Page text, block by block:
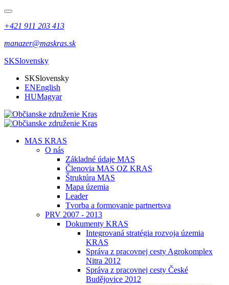
+421 911 203 413
manazer@maskras.sk
SKSlovensky
SKSlovensky
ENEnglish
HUMagyar
MAS KRAS
O nás
Základné údaje MAS
Členovia MAS OZ KRAS
Štruktúra MAS
Mapa územia
Leader
Tvorba a formovanie partnertsva
PRV 2007 - 2013
Dokumenty KRAS
Integrovaná stratégia rozvoja územia
KRAS
Správa z pracovnej cesty Agrokomplex
Nitra 2012
Správa z pracovnej cesty České
Budějovice 2012